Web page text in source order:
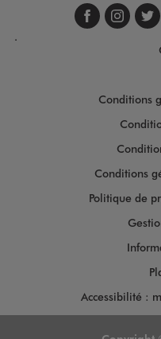
.
Conditions
Conditions
Politique de
Accessibilité :